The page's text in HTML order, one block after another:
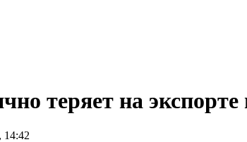
теряет на
14:42